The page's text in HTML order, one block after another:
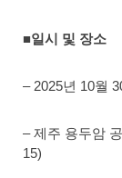
■일시 및 장소
– 2025년 10월
– 제주 용두암
15)